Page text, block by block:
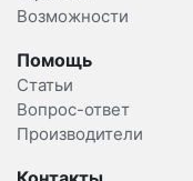
Возможности
Помощь
Статьи
Вопрос-ответ
Производители